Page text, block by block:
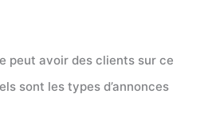
peut avoir des clients sur ce
sont les types d’annonces